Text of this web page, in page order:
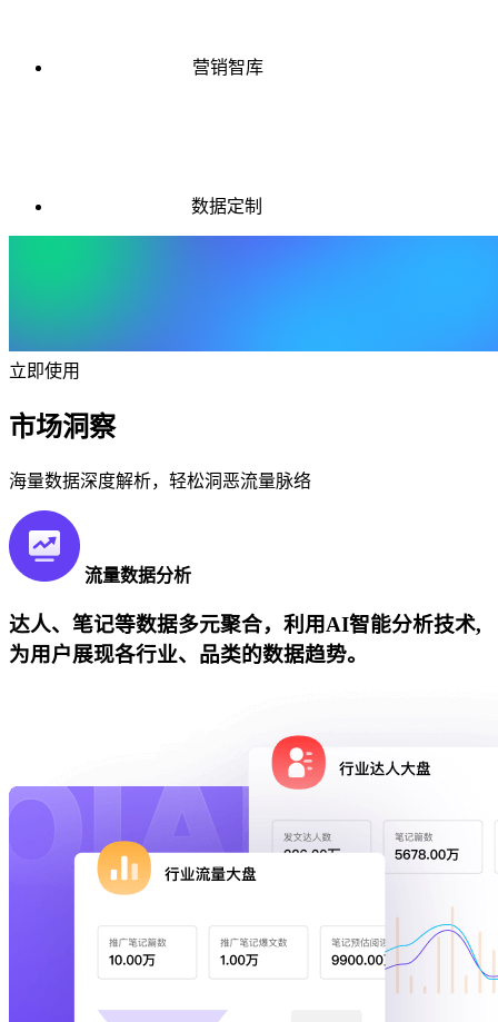
营销智库
数据定制
立即使用
市场洞察
海量数据深度解析，轻松洞恶流量脉络
流量数据分析
达人、笔记等数据多元聚合，利用AI智能分析技术,
为用户展现各行业、品类的数据趋势。